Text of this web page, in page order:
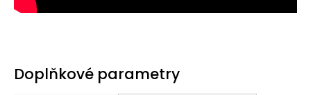
Doplňkové parametry